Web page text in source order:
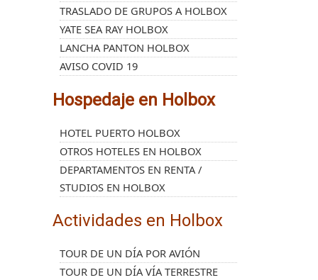
TRASLADO DE GRUPOS A HOLBOX
YATE SEA RAY HOLBOX
LANCHA PANTON HOLBOX
AVISO COVID 19
Hospedaje en Holbox
HOTEL PUERTO HOLBOX
OTROS HOTELES EN HOLBOX
DEPARTAMENTOS EN RENTA /
STUDIOS EN HOLBOX
Actividades en Holbox
TOUR DE UN DÍA POR AVIÓN
TOUR DE UN DÍA VÍA TERRESTRE